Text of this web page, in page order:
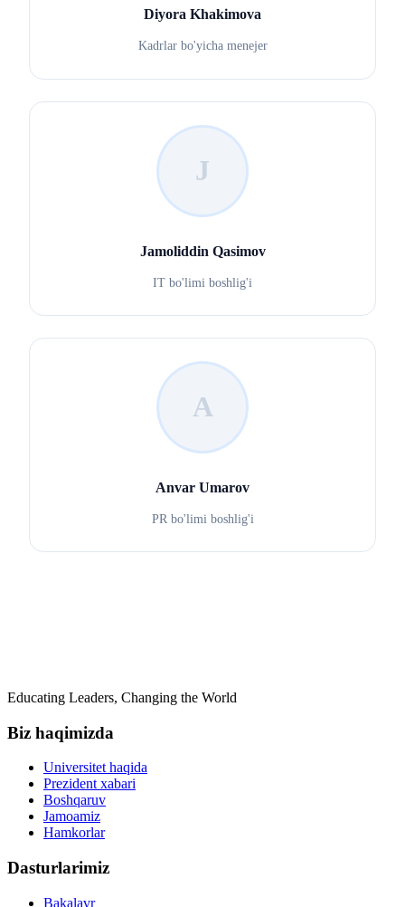
Diyora Khakimova
Kadrlar bo'yicha menejer
J
Jamoliddin Qasimov
IT bo'limi boshlig'i
A
Anvar Umarov
PR bo'limi boshlig'i
Educating Leaders, Changing the World
Biz haqimizda
Universitet haqida
Prezident xabari
Boshqaruv
Jamoamiz
Hamkorlar
Dasturlarimiz
Bakalavr